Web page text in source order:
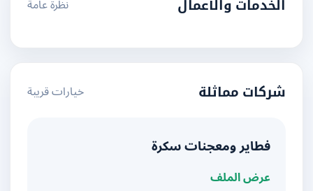
الخدمات والأعمال نظرة عامة
شركات مماثلة خيارات قريبة
فطاير ومعجنات سكرة
عرض الملف